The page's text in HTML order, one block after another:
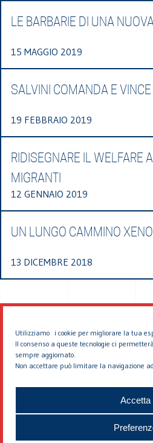
Utilizziamo i cookie per migliorare la tua
Il consenso a queste tecnologie ci
sempre aggiornato.
Non accettare può limitare la navigazione
Accetta
LE BARBARIE DI UNA
15 MAGGIO 2019
SALVINI COMANDA E VINCE
19 FEBBRAIO 2019
RIDISEGNARE IL WELFARE
MIGRANTI
12 GENNAIO 2019
UN LUNGO CAMMINO
13 DICEMBRE 2018
© 2026